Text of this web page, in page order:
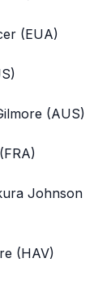
(EUA)
(AUS)
Johnson
(HAV)